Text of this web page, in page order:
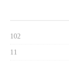
102
11